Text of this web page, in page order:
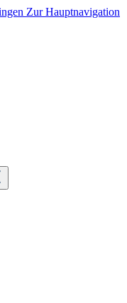
Zur Hauptnavigation